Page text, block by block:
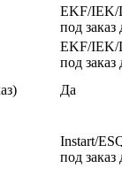
EKF/IEK/
под заказ
EKF/IEK/
под заказ
Да
Instart/
под заказ